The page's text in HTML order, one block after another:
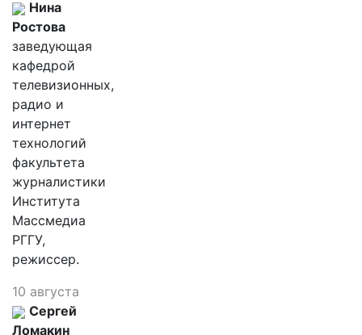
Нина
Ростова
заведующая
кафедрой
телевизионных,
радио и
интернет
технологий
факультета
журналистики
Института
Массмедиа
РГГУ,
режиссер.
10 августа
Сергей
Ломакин